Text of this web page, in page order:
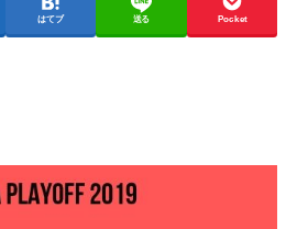
はてブ 送る Pocket